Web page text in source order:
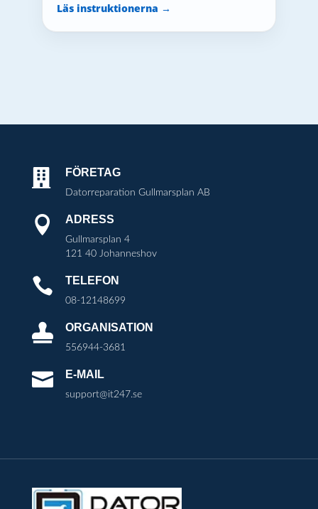
Läs instruktionerna →
 FÖRETAG
Datorreparation Gullmarsplan AB
 ADRESS
Gullmarsplan 4
121 40 Johanneshov
 TELEFON
08-12148699
 ORGANISATION
556944-3681
 E-MAIL
support@it247.se